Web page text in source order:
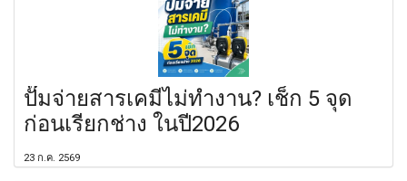
ปั๊มจ่ายสารเคมีไม่ทำงาน? เช็ก 5 จุด
ก่อนเรียกช่าง ในปี2026
23 ก.ค. 2569